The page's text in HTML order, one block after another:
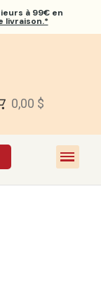
à 99€ en
livraison.*
0,00 $